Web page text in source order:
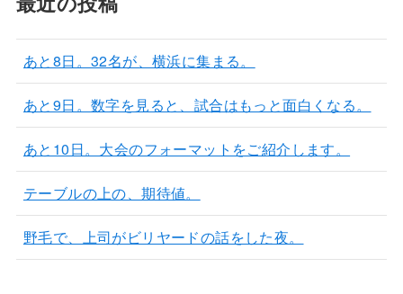
あと8日。32名が、横浜に集まる。
あと9日。数字を見ると、試合はもっと面白くなる。
あと10日。大会のフォーマットをご紹介します。
テーブルの上の、期待値。
野毛で、上司がビリヤードの話をした夜。